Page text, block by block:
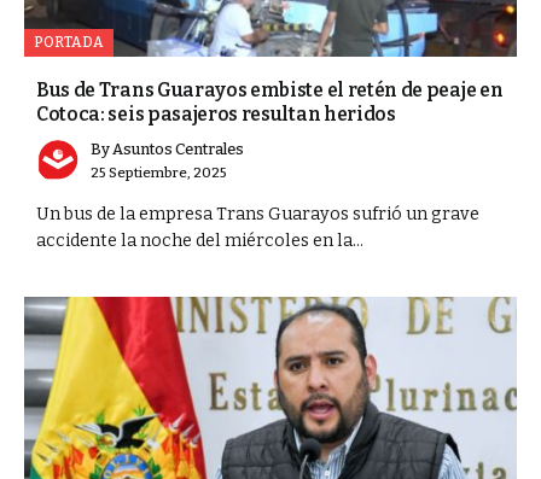
PORTADA
Bus de Trans Guarayos embiste el retén de peaje en
Cotoca: seis pasajeros resultan heridos
ByAsuntos Centrales
25 Septiembre, 2025
Un bus de la empresa Trans Guarayos sufrió un grave
accidente la noche del miércoles en la...